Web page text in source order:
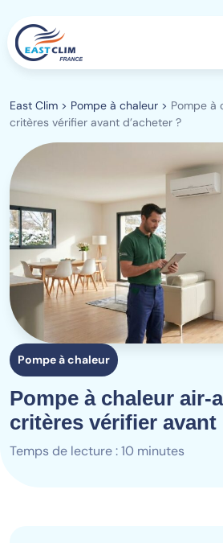
East Clim > Pompe à chaleur > Pompe à
critères vérifier avant d’acheter ?
Pompe à chaleur
Pompe à chaleur air-
critères vérifier avant
Temps de lecture : 10 minutes